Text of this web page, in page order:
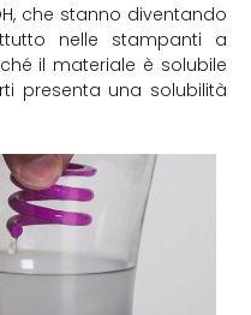
che stanno diventando
nelle stampanti a
il materiale è solubile
presenta una solubilità